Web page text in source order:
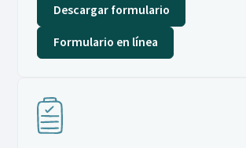
Descargar formulario
Formulario en línea